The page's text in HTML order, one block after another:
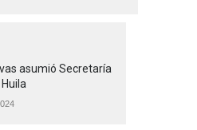
asumió Secretaría